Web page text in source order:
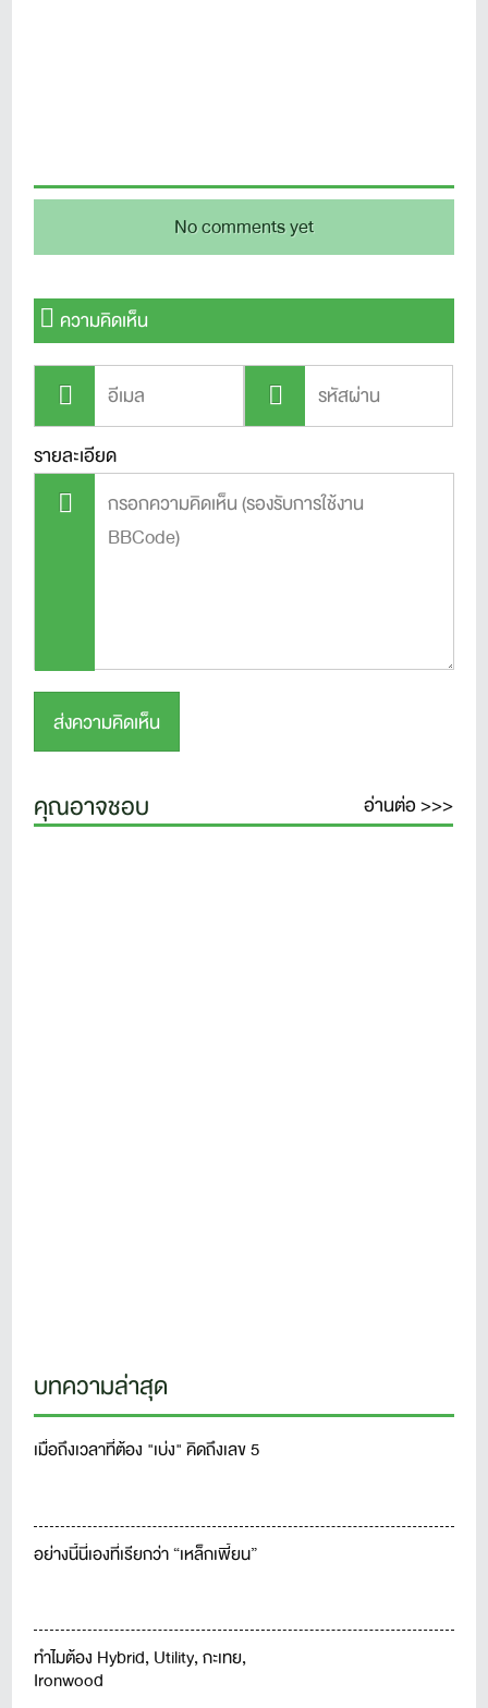
No comments yet
ความคิดเห็น
รายละเอียด
คุณอาจชอบ อ่านต่อ >>>
บทความล่าสุด
เมื่อถึงเวลาที่ต้อง "เบ่ง" คิดถึงเลข 5
อย่างนี้นี่เองที่เรียกว่า “เหล็กเพี้ยน”
ทำไมต้อง Hybrid, Utility, กะเทย,
Ironwood